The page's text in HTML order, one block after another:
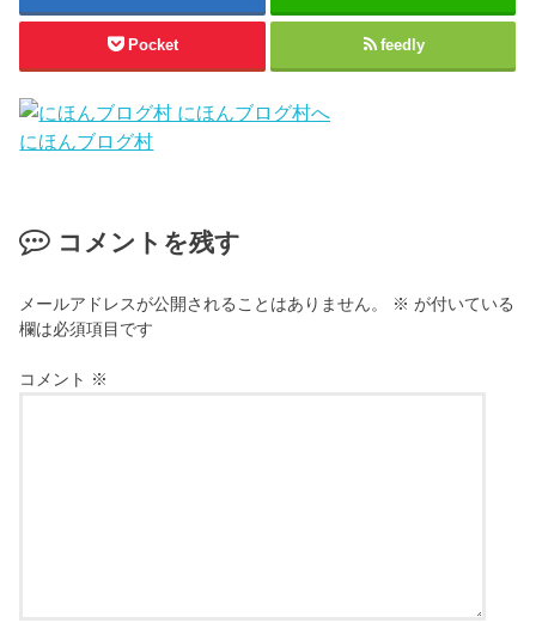
Pocket feedly
にほんブログ村
コメントを残す
メールアドレスが公開されることはありません。 ※ が付いている
欄は必須項目です
コメント ※